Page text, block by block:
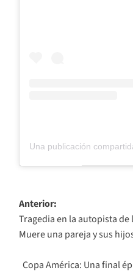
Navegación
de
entradas
Anterior:
Tragedia en la autopista
Muere una pareja y sus
Copa América: Una final